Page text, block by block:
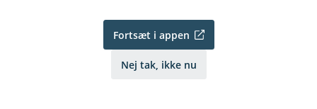
Fortsæt i appen
Nej tak, ikke nu